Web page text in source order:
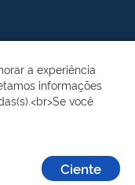
a experiência
informações
você
Ciente